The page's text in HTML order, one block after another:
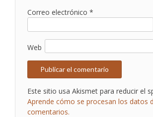
Correo electrónico *
Web
Este sitio usa Akismet para reducir el
Aprende cómo se procesan los datos
comentarios.